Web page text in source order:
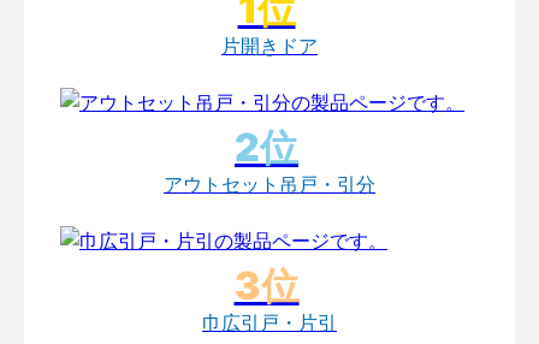
片開きドア
アウトセット吊戸・引分
巾広引戸・片引